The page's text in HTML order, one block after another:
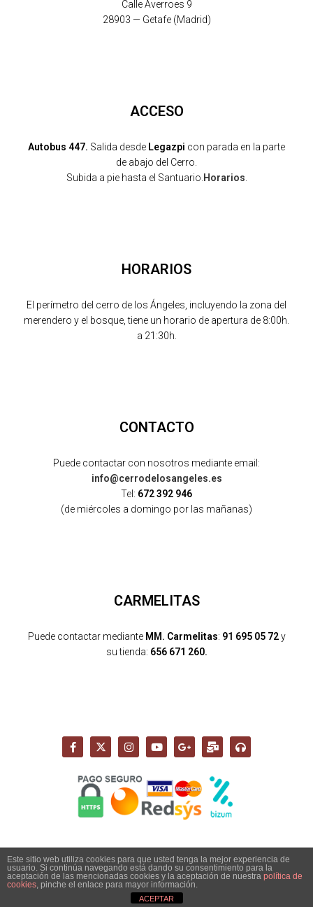
Calle Averroes 9
28903 — Getafe (Madrid)
ACCESO
Autobus 447. Salida desde Legazpi con parada en la parte
de abajo del Cerro.
Subida a pie hasta el Santuario. Horarios
HORARIOS
El perímetro del cerro de los Ángeles, incluyendo la zona del
merendero y el bosque, tiene un horario de apertura de 8:00h.
a 21:30h.
CONTACTO
Puede contactar con nosotros mediante email:
info@cerrodelosangeles.es
Tel: 672 392 946
(de miércoles a domingo por las mañanas)
CARMELITAS
Puede contactar medianteMM. Carmelitas: 91 695 05 72y
su tienda: 656 671 260.
Copyright 2026 - Santuario del Cerro de los Ángeles -
info@cerrodelosangeles.es -AVISO LEGAL-POLÍTICA PRIVACIDAD-
POLÍTICA COOKIES- POLÍTICA DE ENVÍO, DEVOLUCIONES Y COMPRA
Este sitio web utiliza cookies para que usted tenga la mejor experiencia de
usuario. Si continúa navegando está dando su consentimiento para la
aceptación de las mencionadas cookies y la aceptación de nuestra política de
cookies, pinche el enlace para mayor información.
ACEPTAR